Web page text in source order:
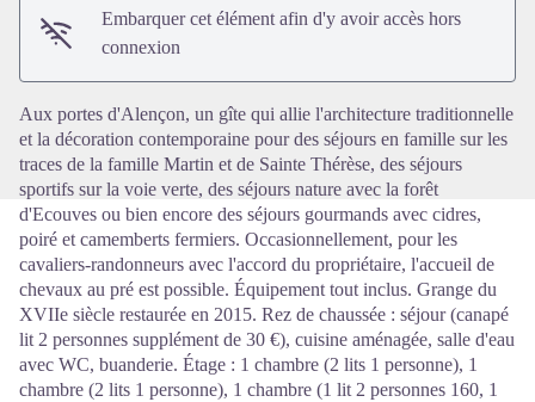
Voir l'image en plein écran
Embarquer cet élément afin d'y avoir accès hors
connexion
Aux portes d'Alençon, un gîte qui allie l'architecture traditionnelle
et la décoration contemporaine pour des séjours en famille sur les
traces de la famille Martin et de Sainte Thérèse, des séjours
sportifs sur la voie verte, des séjours nature avec la forêt
d'Ecouves ou bien encore des séjours gourmands avec cidres,
poiré et camemberts fermiers. Occasionnellement, pour les
cavaliers-randonneurs avec l'accord du propriétaire, l'accueil de
chevaux au pré est possible. Équipement tout inclus. Grange du
XVIIe siècle restaurée en 2015. Rez de chaussée : séjour (canapé
lit 2 personnes supplément de 30 €), cuisine aménagée, salle d'eau
avec WC, buanderie. Étage : 1 chambre (2 lits 1 personne), 1
chambre (2 lits 1 personne), 1 chambre (1 lit 2 personnes 160, 1